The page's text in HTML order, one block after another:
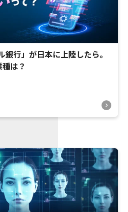
銀行」が日本に上陸したら。
は？